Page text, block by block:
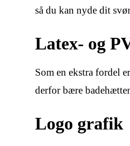
så du kan nyde dit
Latex- og
Som en ekstra fordel
derfor bære
Logo grafik